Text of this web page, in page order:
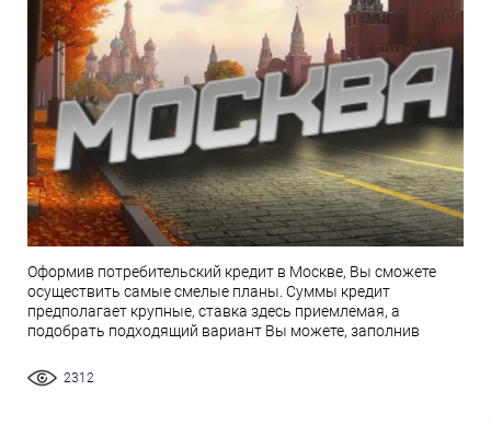
Оформив потребительский кредит в Москве, Вы сможете
осуществить самые смелые планы. Суммы кредит
предполагает крупные, ставка здесь приемлемая, а
подобрать подходящий вариант Вы можете, заполнив
2312